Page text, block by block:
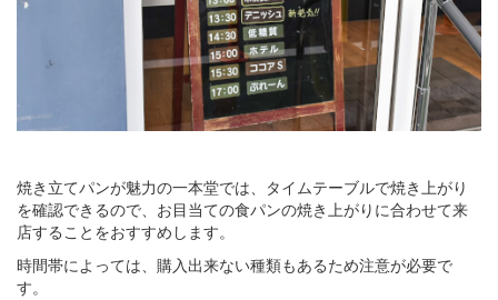
焼き立てパンが魅力の一本堂では、タイムテーブルで焼き上がり
を確認できるので、お目当ての食パンの焼き上がりに合わせて来
店することをおすすめします。
時間帯によっては、購入出来ない種類もあるため注意が必要で
す。